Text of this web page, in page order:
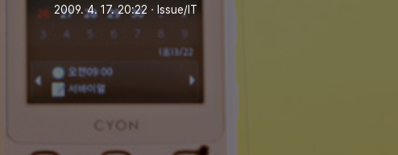
2009. 4. 17. 20:22 ㆍ Issue/IT